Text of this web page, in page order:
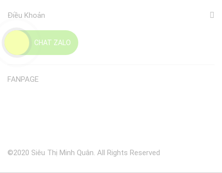
CHAT ZALO
Điều Khoản
Giao Nhận
Đổi Trả
FANPAGE
©2020 Siêu Thị Minh Quân. All Rights Reserved